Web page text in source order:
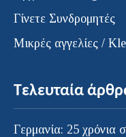
Γίνετε Συνδρομητές
Μικρές αγγελίες /
Τελευταία
Γερμανία: 25 χρόνια